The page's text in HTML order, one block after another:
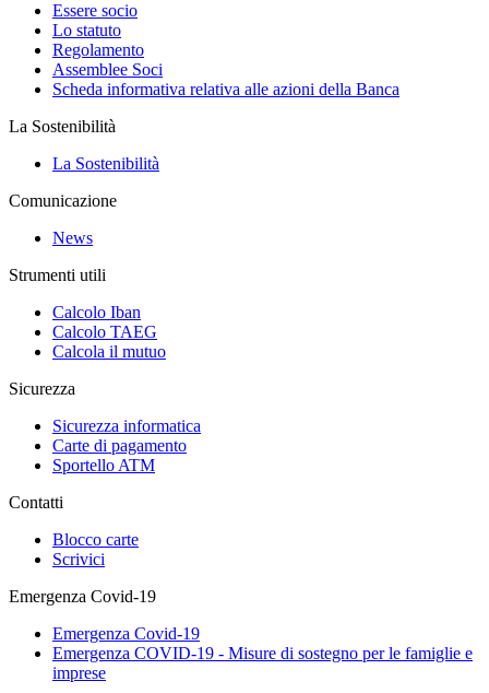
Essere socio
Lo statuto
Regolamento
Assemblee Soci
Scheda informativa relativa alle azioni della Banca
La Sostenibilità
La Sostenibilità
Comunicazione
News
Strumenti utili
Calcolo Iban
Calcolo TAEG
Calcola il mutuo
Sicurezza
Sicurezza informatica
Carte di pagamento
Sportello ATM
Contatti
Blocco carte
Scrivici
Emergenza Covid-19
Emergenza Covid-19
Emergenza COVID-19 - Misure di sostegno per le famiglie e
imprese